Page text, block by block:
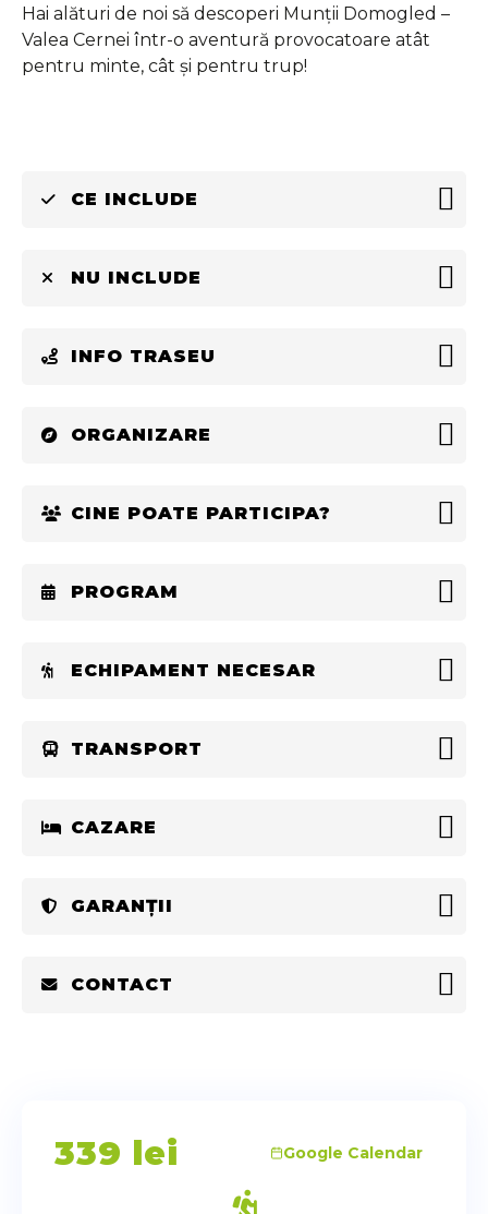
Hai alături de noi să descoperi Munții Domogled –
Valea Cernei într-o aventură provocatoare atât
pentru minte, cât și pentru trup!
CE INCLUDE
NU INCLUDE
INFO TRASEU
ORGANIZARE
CINE POATE PARTICIPA?
PROGRAM
ECHIPAMENT NECESAR
TRANSPORT
CAZARE
GARANȚII
CONTACT
339 lei Google Calendar